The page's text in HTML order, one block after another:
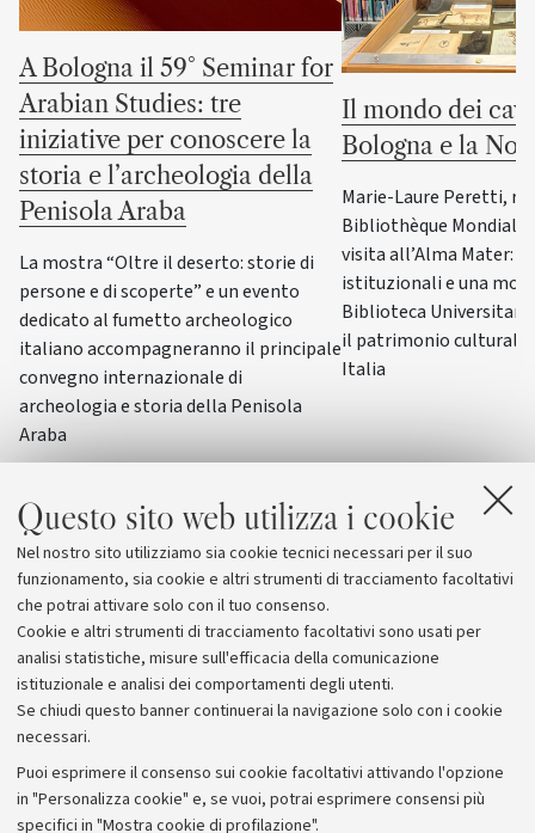
Questo sito web utilizza i cookie
Nel nostro sito utilizziamo sia cookie tecnici necessari per il suo
funzionamento, sia cookie e altri strumenti di tracciamento facoltativi
che potrai attivare solo con il tuo consenso.
Cookie e altri strumenti di tracciamento facoltativi sono usati per
analisi statistiche, misure sull'efficacia della comunicazione
istituzionale e analisi dei comportamenti degli utenti.
Se chiudi questo banner continuerai la navigazione solo con i cookie
necessari.
Puoi esprimere il consenso sui cookie facoltativi attivando l'opzione
in "Personalizza cookie" e, se vuoi, potrai esprimere consensi più
specifici in "Mostra cookie di profilazione".
A Bologna il 59° Seminar for
Arabian Studies: tre
iniziative per conoscere la
storia e l’archeologia della
Penisola Araba
La mostra “Oltre il deserto: storie di
persone e di scoperte” e un evento
dedicato al fumetto archeologico
italiano accompagneranno il principale
convegno internazionale di
archeologia e storia della Penisola
Araba
Il mondo dei
Bologna e la
Marie-Laure Peretti,
Bibliothèque Mondiale
visita all’Alma Mater:
istituzionali e una
Biblioteca
il patrimonio culturale
Italia
Archivio
Comunicati stampa